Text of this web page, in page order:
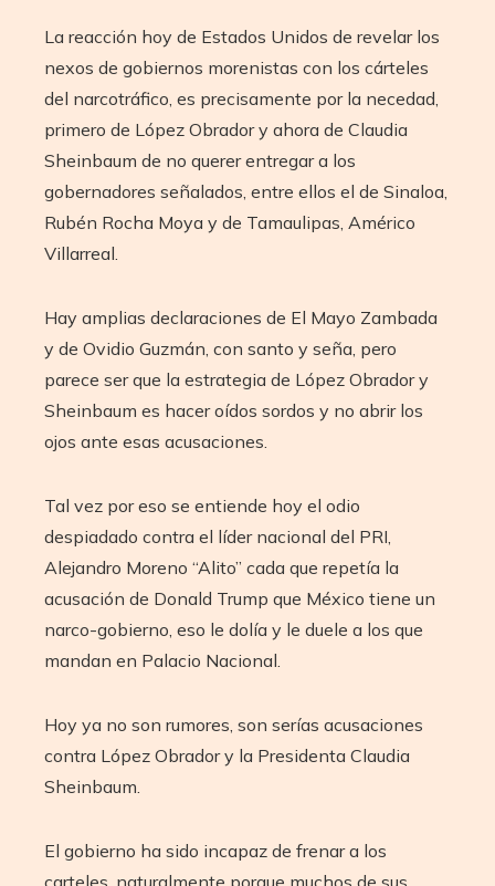
La reacción hoy de Estados Unidos de revelar los
nexos de gobiernos morenistas con los cárteles
del narcotráfico, es precisamente por la necedad,
primero de López Obrador y ahora de Claudia
Sheinbaum de no querer entregar a los
gobernadores señalados, entre ellos el de Sinaloa,
Rubén Rocha Moya y de Tamaulipas, Américo
Villarreal.
Hay amplias declaraciones de El Mayo Zambada
y de Ovidio Guzmán, con santo y seña, pero
parece ser que la estrategia de López Obrador y
Sheinbaum es hacer oídos sordos y no abrir los
ojos ante esas acusaciones.
Tal vez por eso se entiende hoy el odio
despiadado contra el líder nacional del PRI,
Alejandro Moreno “Alito” cada que repetía la
acusación de Donald Trump que México tiene un
narco-gobierno, eso le dolía y le duele a los que
mandan en Palacio Nacional.
Hoy ya no son rumores, son serías acusaciones
contra López Obrador y la Presidenta Claudia
Sheinbaum.
El gobierno ha sido incapaz de frenar a los
carteles, naturalmente porque muchos de sus